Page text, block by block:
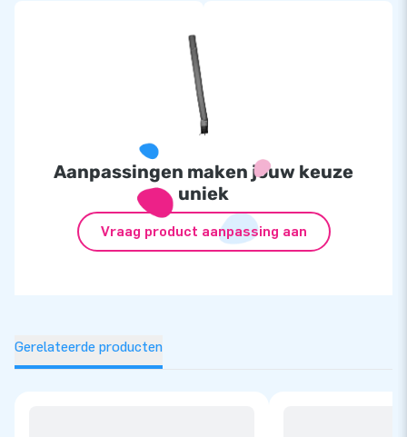
Aanpassingen maken jouw keuze
uniek
Vraag product aanpassing aan
Gerelateerde producten